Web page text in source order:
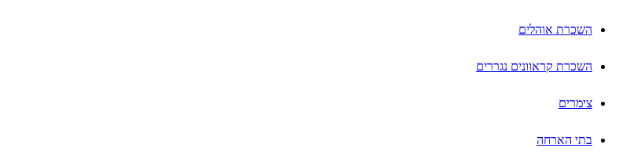
השכרת אוהלים
השכרת קראוונים נגררים
צימרים
בתי הארחה